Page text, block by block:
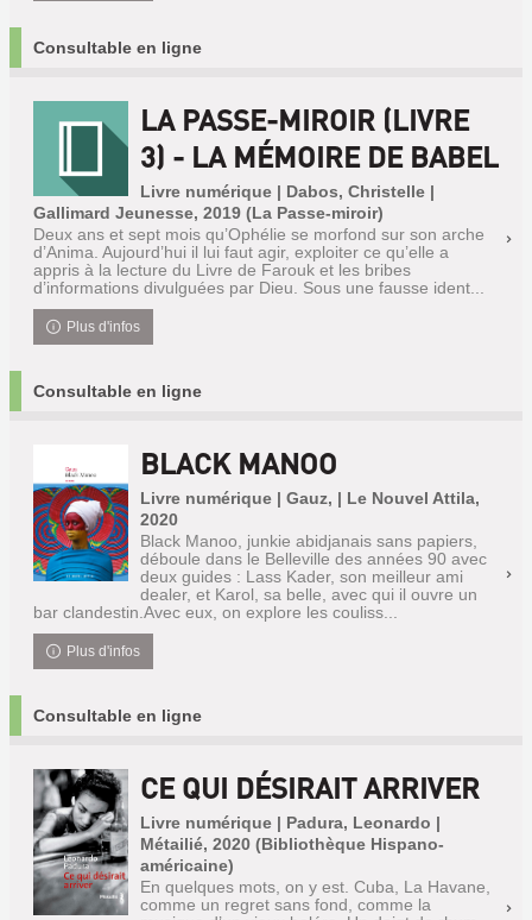
Consultable en ligne
LA PASSE-MIROIR (LIVRE
3) - LA MÉMOIRE DE BABEL
Livre numérique | Dabos, Christelle |
Gallimard Jeunesse, 2019 (La Passe-miroir)
Deux ans et sept mois qu’Ophélie se morfond sur son arche
d’Anima. Aujourd’hui il lui faut agir, exploiter ce qu’elle a
appris à la lecture du Livre de Farouk et les bribes
d’informations divulguées par Dieu. Sous une fausse ident...
Plus d'infos
Consultable en ligne
BLACK MANOO
Livre numérique | Gauz, | Le Nouvel Attila,
2020
Black Manoo, junkie abidjanais sans papiers,
déboule dans le Belleville des années 90 avec
deux guides : Lass Kader, son meilleur ami
dealer, et Karol, sa belle, avec qui il ouvre un
bar clandestin.Avec eux, on explore les couliss...
Plus d'infos
Consultable en ligne
CE QUI DÉSIRAIT ARRIVER
Livre numérique | Padura, Leonardo |
Métailié, 2020 (Bibliothèque Hispano-
américaine)
En quelques mots, on y est. Cuba, La Havane,
comme un regret sans fond, comme la